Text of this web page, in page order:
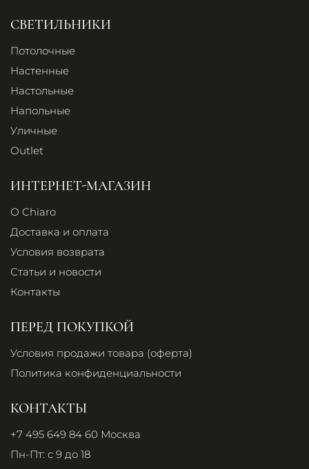
СВЕТИЛЬНИКИ
Потолочные
Настенные
Настольные
Напольные
Уличные
Outlet
ИНТЕРНЕТ-МАГАЗИН
О Chiaro
Доставка и оплата
Условия возврата
Статьи и новости
Контакты
ПЕРЕД ПОКУПКОЙ
Условия продажи товара (оферта)
Политика конфиденциальности
КОНТАКТЫ
+7 495 649 84 60 Москва
Пн-Пт: с 9 до 18